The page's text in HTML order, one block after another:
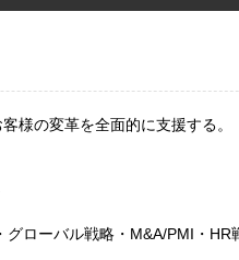
様の変革を全面的に支援する。
グローバル戦略・M&A/PMI・